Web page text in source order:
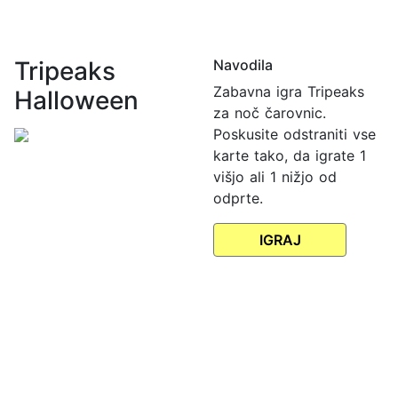
Tripeaks
Halloween
Navodila
Zabavna igra Tripeaks
za noč čarovnic.
Poskusite odstraniti vse
karte tako, da igrate 1
višjo ali 1 nižjo od
odprte.
IGRAJ